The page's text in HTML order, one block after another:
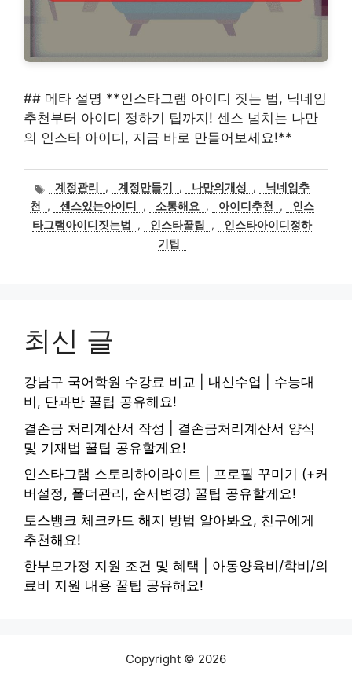
## 메타 설명 **인스타그램 아이디 짓는 법, 닉네임
추천부터 아이디 정하기 팁까지! 센스 넘치는 나만
의 인스타 아이디, 지금 바로 만들어보세요!**
태계정관리 , 계정만들기 , 나만의개성 ,
닉네임추
천
, 센스있는아이디 , 소통해요 , 아이디추천 ,
인스
타그램아이디짓는법
, 인스타꿀팁 ,
인스타아이디정하
기팁
최신 글
강남구 국어학원 수강료 비교 | 내신수업 | 수능대
비, 단과반 꿀팁 공유해요!
결손금 처리계산서 작성 | 결손금처리계산서 양식
및 기재법 꿀팁 공유할게요!
인스타그램 스토리하이라이트 | 프로필 꾸미기 (+커
버설정, 폴더관리, 순서변경) 꿀팁 공유할게요!
토스뱅크 체크카드 해지 방법 알아봐요, 친구에게
추천해요!
한부모가정 지원 조건 및 혜택 | 아동양육비/학비/의
료비 지원 내용 꿀팁 공유해요!
Copyright © 2026